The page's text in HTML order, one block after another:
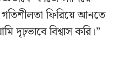
গতিশীলতা ফিরিয়ে আনতে
দৃঢ়ভাবে বিশ্বাস করি।”